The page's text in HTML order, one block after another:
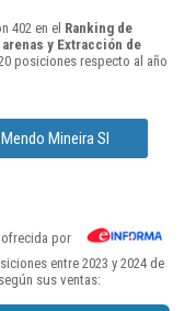
402 en el Ranking de
y Extracción de
posiciones respecto al año
Mineira Sl
por
entre 2023 y 2024 de
sus ventas: